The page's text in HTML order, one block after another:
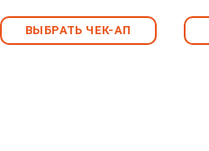
ВЫБРАТЬ ЧЕК-АП